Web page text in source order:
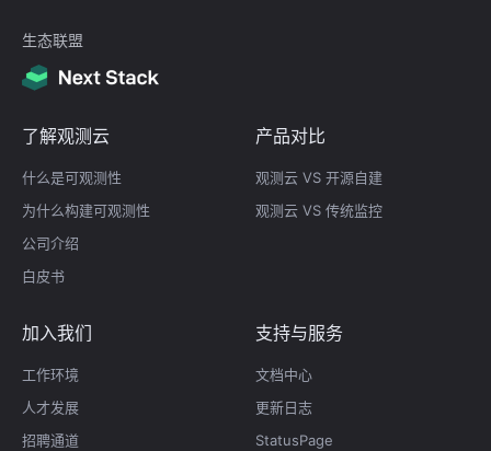
生态联盟
了解观测云
什么是可观测性
为什么构建可观测性
公司介绍
白皮书
产品对比
观测云 VS 开源自建
观测云 VS 传统监控
加入我们
工作环境
人才发展
招聘通道
支持与服务
文档中心
更新日志
StatusPage